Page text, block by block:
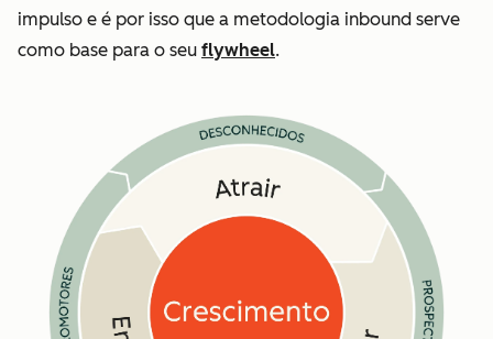
impulso e é por isso que a metodologia inbound serve
como base para o seu flywheel.